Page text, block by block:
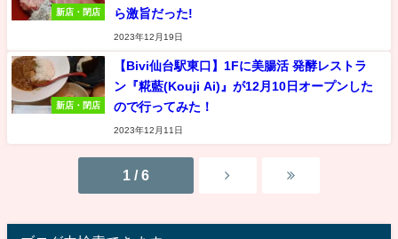
新店・閉店
ら激旨だった!
2023年12月19日
新店・閉店
【Bivi仙台駅東口】1Fに美腸活 発酵レストラ
ン『糀藍(Kouji Ai)』が12月10日オープンした
ので行ってみた！
2023年12月11日
1 / 6